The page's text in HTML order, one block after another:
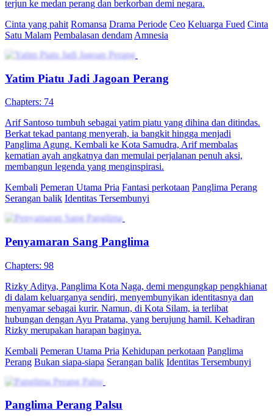
Fandi Susono dan ibunya, Sekar Harsya, mengalami tragedi ketika
ibunya secara tidak sengaja diinjak hingga tewas oleh Panglima
Perang, Lintang Yaksa, waktu berjalan-jalan. Keluarga Panglima
Perang yang arogan menolak memberi ganti rugi. Tak lama
kemudian, Lintang disergap dan terluka parah, lalu masuk ke rumah
Fandi, di mana Fandi memukulnya hingga pingsan. Melihat ada
peluang, Fandi akhirnya menyamar sebagai Lintang dan menyusup
ke markas Panglima Perang Zun. Dari situ, Fandi mulai
merencanakan pembalasan dendamnya, menghina mantan pacarnya,
dan membalas dendam terhadap musuh lamanya, memulai jalan
menuju kesuksesan melalui kebohongan dan tipu daya.
Panglima PerangPembalasan dendamSerangan balik